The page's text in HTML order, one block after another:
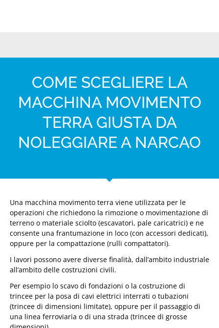
COME SCEGLIERE LA
MACCHINA MOVIMENTO
TERRA GIUSTA DA
NOLEGGIARE A NARCAO
Una macchina movimento terra viene utilizzata per le
operazioni che richiedono la rimozione o movimentazione di
terreno o materiale sciolto (escavatori, pale caricatrici) e ne
consente una frantumazione in loco (con accessori dedicati),
oppure per la compattazione (rulli compattatori).
I lavori possono avere diverse finalità, dall’ambito industriale
all’ambito delle costruzioni civili.
Per esempio lo scavo di fondazioni o la costruzione di
trincee per la posa di cavi elettrici interrati o tubazioni
(trincee di dimensioni limitate), oppure per il passaggio di
una linea ferroviaria o di una strada (trincee di grosse